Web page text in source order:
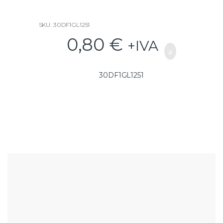
SKU: 30DF1GL1251
0,80 € +IVA
30DF1GL1251